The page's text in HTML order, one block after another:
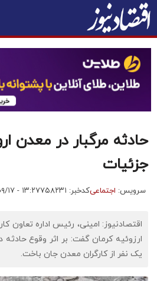
حادثه مرگبار در معدن
جزئیات
سرویس: اجتماعیکدخبر: ۷۵۸۲۳۱ ۱۴۰۴/۰۹/۱۷
اقتصادنیوز: امینی، رئیس اداره تعاون
ارزوئیه کرمان گفت: بر اثر وقوع
یک نفر از کارگران معدن جان باخت.